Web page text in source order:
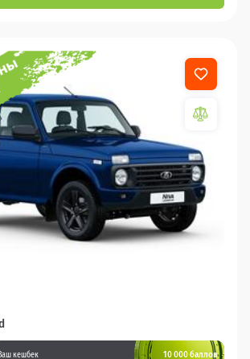
кешбек 10 000 баллов